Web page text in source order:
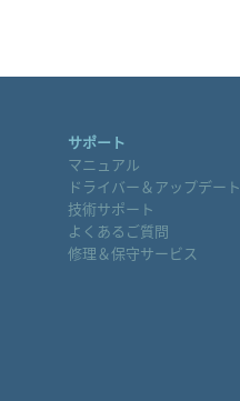
サポート
マニュアル
ドライバー＆アップデート
技術サポート
よくあるご質問
修理＆保守サービス